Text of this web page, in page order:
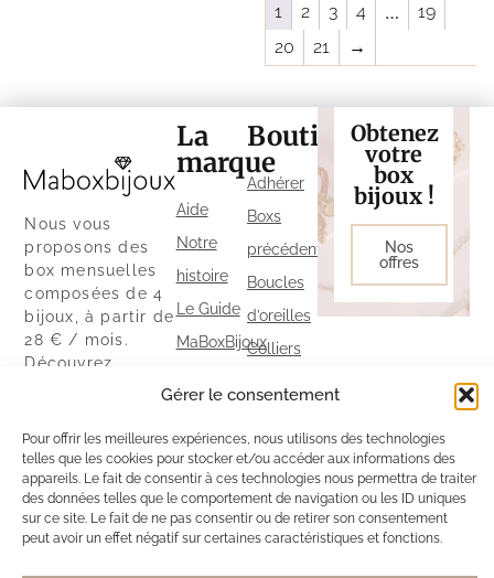
Gérer le consentement
Pour offrir les meilleures expériences, nous utilisons des technologies
telles que les cookies pour stocker et/ou accéder aux informations des
appareils. Le fait de consentir à ces technologies nous permettra de traiter
des données telles que le comportement de navigation ou les ID uniques
sur ce site. Le fait de ne pas consentir ou de retirer son consentement
peut avoir un effet négatif sur certaines caractéristiques et fonctions.
1 2 3 4 …
19
20
21 →
Nous vous
proposons des
box mensuelles
composées de 4
bijoux, à partir de
28 € / mois.
Découvrez
également notre
que nos autres
exclusivités sur
notre site.
La
marque
Aide
Notre
histoire
Le Guide
MaBoxBijoux
de
cookies
Politique
de
confidentialité
Boutique
Adhérer
Boxs
précédentes
Boucles
d’oreilles
Colliers
Obtenez
votre
box
bijoux !
Nos
offres